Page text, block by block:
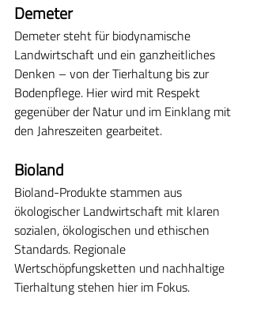
Demeter
Demeter steht für biodynamische
Landwirtschaft und ein ganzheitliches
Denken – von der Tierhaltung bis zur
Bodenpflege. Hier wird mit Respekt
gegenüber der Natur und im Einklang mit
den Jahreszeiten gearbeitet.
Bioland
Bioland-Produkte stammen aus
ökologischer Landwirtschaft mit klaren
sozialen, ökologischen und ethischen
Standards. Regionale
Wertschöpfungsketten und nachhaltige
Tierhaltung stehen hier im Fokus.